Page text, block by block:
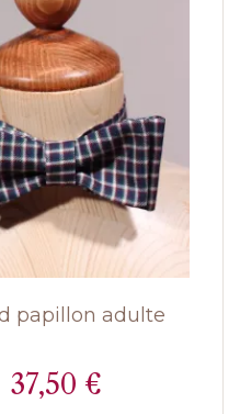
papillon adulte
Prix
37,50 €